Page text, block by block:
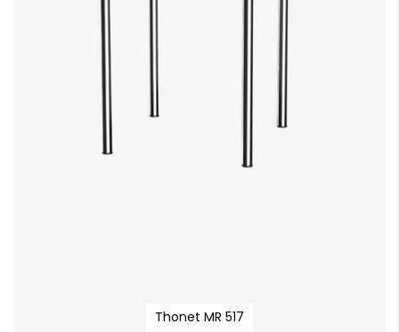
Thonet MR 517